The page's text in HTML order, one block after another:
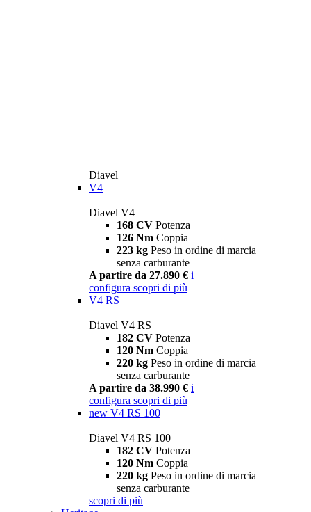
Diavel
V4
Diavel V4
168 CV Potenza
126 Nm Coppia
223 kg Peso in ordine di marcia
senza carburante
A partire da 27.890 € i
configura scopri di più
V4 RS
Diavel V4 RS
182 CV Potenza
120 Nm Coppia
220 kg Peso in ordine di marcia
senza carburante
A partire da 38.990 € i
configura scopri di più
new V4 RS 100
Diavel V4 RS 100
182 CV Potenza
120 Nm Coppia
220 kg Peso in ordine di marcia
senza carburante
scopri di più